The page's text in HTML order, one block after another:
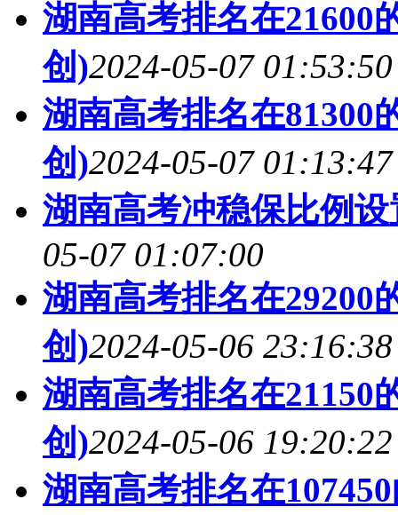
湖南高考排名在21600
创)2024-05-07 01:53:50
湖南高考排名在81300
创)2024-05-07 01:13:47
湖南高考冲稳保比例
05-07 01:07:00
湖南高考排名在29200
创)2024-05-06 23:16:38
湖南高考排名在21150
创)2024-05-06 19:20:22
湖南高考排名在